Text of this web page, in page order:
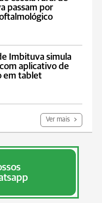
passam por
Imbituva simula
aplicativo de
em tablet
Ver mais